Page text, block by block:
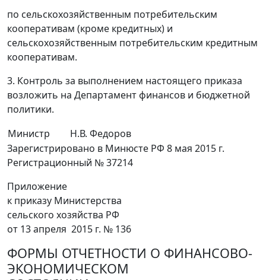
по сельскохозяйственным потребительским
кооперативам (кроме кредитных) и
сельскохозяйственным потребительским кредитным
кооперативам.
3. Контроль за выполнением настоящего приказа
возложить на Департамент финансов и бюджетной
политики.
Министр
Н.В. Федоров
Зарегистрировано в Минюсте РФ 8 мая 2015 г.
Регистрационный № 37214
Приложение
к приказу Министерства
сельского хозяйства РФ
от 13 апреля 2015 г. № 136
ФОРМЫ ОТЧЕТНОСТИ О ФИНАНСОВО-
ЭКОНОМИЧЕСКОМ